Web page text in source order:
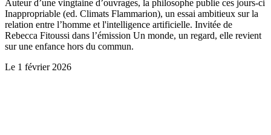
Auteur d’une vingtaine d’ouvrages, la philosophe publie ces jours-ci
Inappropriable (ed. Climats Flammarion), un essai ambitieux sur la
relation entre l’homme et l'intelligence artificielle. Invitée de
Rebecca Fitoussi dans l’émission Un monde, un regard, elle revient
sur une enfance hors du commun.
Le 1 février 2026